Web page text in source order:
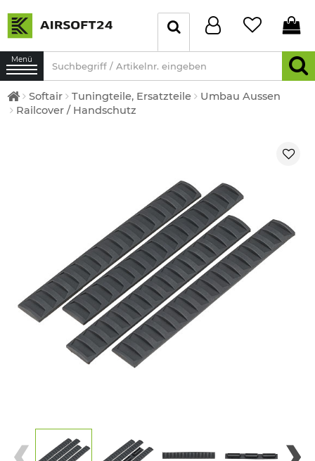
Menü
Softair Tuningteile, Ersatzteile
Umbau Aussen
Railcover / Handschutz